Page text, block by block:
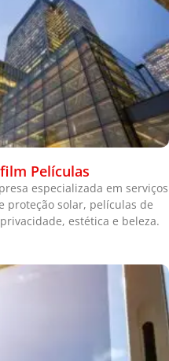
Películas
especializada em serviços
proteção solar, películas de
estética e beleza.